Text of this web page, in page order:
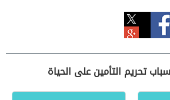
تحريم التأمين على الحياة